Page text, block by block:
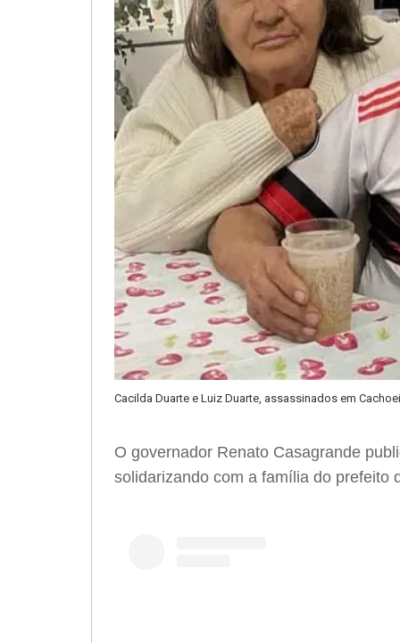
Cacilda Duarte e Luiz Duarte, assassinados em
O governador Renato Casagrande
solidarizando com a família do prefeito